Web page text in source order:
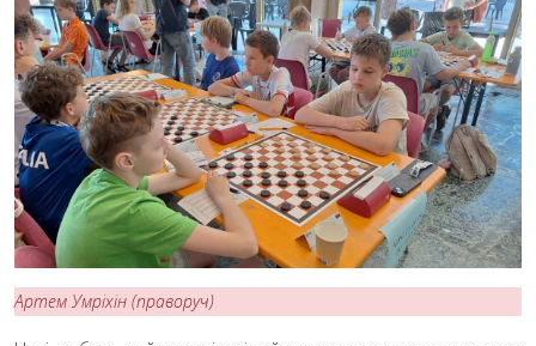
Артем Умріхін (праворуч)